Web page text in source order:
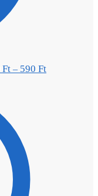
Ft – 590 Ft